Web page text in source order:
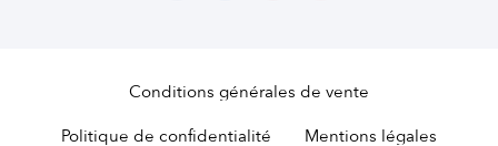
Conditions générales de vente
Politique de confidentialité Mentions légales